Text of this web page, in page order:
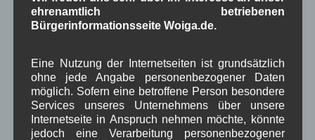
Arbeitsmarkt ,Asyl , Bauvorhaben
Dorferneuerung , Dorfleben ,
Dorfplatz ,Energiewende , Fest ,G7
Gesundheit , Gewerbe ,Haushalt ,
ehrenamtlich betriebenen
Bürgerinformationsseite Woiga.de.
Eine Nutzung der Internetseiten ist grundsätzlich
ohne jede Angabe personenbezogener Daten
möglich. Sofern eine betroffene Person besondere
Services unseres Unternehmens über unsere
Internetseite in Anspruch nehmen möchte, könnte
jedoch eine Verarbeitung personenbezogener